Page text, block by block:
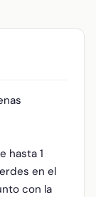
hasta 1
en el
con la